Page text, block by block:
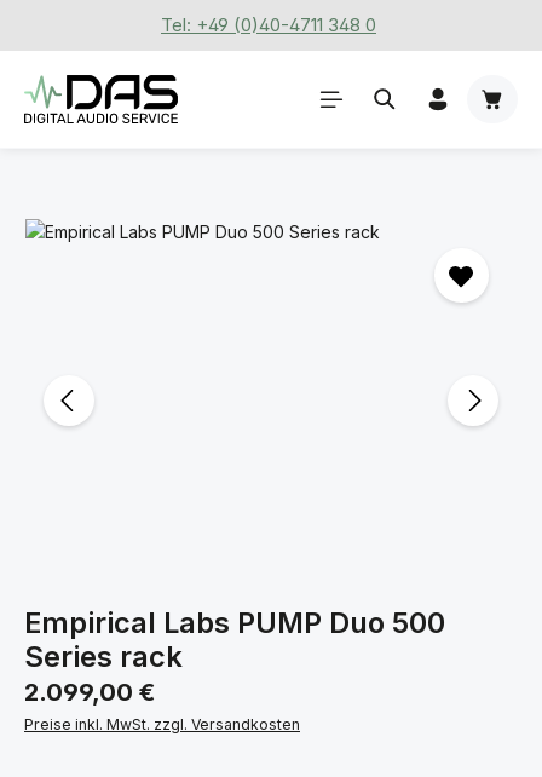
Zum Hauptinhalt springenTel: +49 (0)40-4711 348 0
Bildergalerie überspringen
Empirical Labs PUMP Duo 500
Series rack
Regulärer Preis:
2.099,00 €
Preise inkl. MwSt. zzgl. Versandkosten